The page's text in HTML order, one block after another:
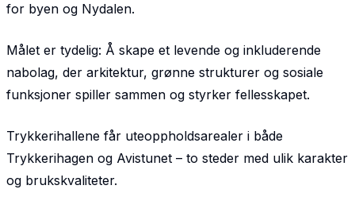
for byen og Nydalen.
Målet er tydelig: Å skape et levende og inkluderende
nabolag, der arkitektur, grønne strukturer og sosiale
funksjoner spiller sammen og styrker fellesskapet.
Trykkerihallene får uteoppholdsarealer i både
Trykkerihagen og Avistunet – to steder med ulik karakter
og brukskvaliteter.